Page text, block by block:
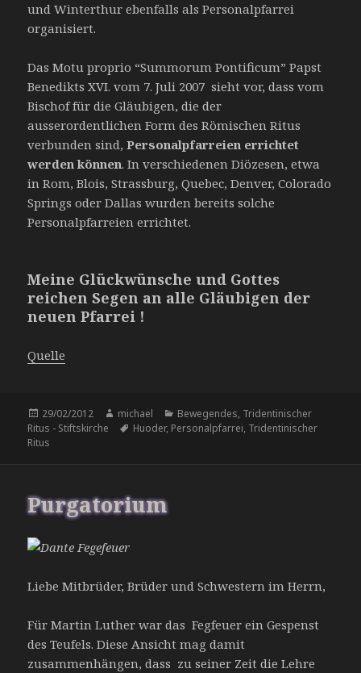
und Winterthur ebenfalls als Personalpfarrei
organisiert.
Das Motu proprio “Summorum Pontificum” Papst
Benedikts XVI. vom 7. Juli 2007 sieht vor, dass vom
Bischof für die Gläubigen, die der
ausserordentlichen Form des Römischen Ritus
verbunden sind,Personalpfarreien errichtet
werden können. In verschiedenen Diözesen, etwa
in Rom, Blois, Strassburg, Quebec, Denver, Colorado
Springs oder Dallas wurden bereits solche
Personalpfarreien errichtet.
Meine Glückwünsche und Gottes
reichen Segen an alle Gläubigen der
neuen Pfarrei !
Quelle
Veröffentlicht
am
29/02/2012 Autor
michael Kategorien
Bewegendes, Tridentinischer
Ritus - Stiftskirche
Schlagwörter
Huoder, Personalpfarrei, Tridentinischer
Ritus
Purgatorium
Liebe Mitbrüder, Brüder und Schwestern im Herrn,
Für Martin Luther war das Fegfeuer ein Gespenst
des Teufels. Diese Ansicht mag damit
zusammenhängen, dass zu seiner Zeit die Lehre